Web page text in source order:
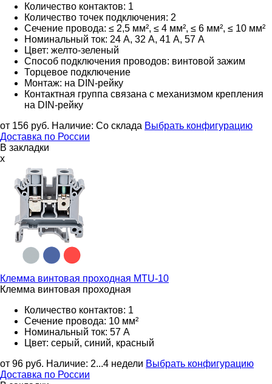
Количество контактов: 1
Количество точек подключения: 2
Сечение провода: ≤ 2,5 мм², ≤ 4 мм², ≤ 6 мм², ≤ 10 мм²
Номинальный ток: 24 А, 32 А, 41 А, 57 А
Цвет: желто-зеленый
Способ подключения проводов: винтовой зажим
Торцевое подключение
Монтаж: на DIN-рейку
Контактная группа связана с механизмом крепления
на DIN-рейку
от 156 руб. Наличие: Со склада Выбрать конфигурацию
Доставка по России
В закладки
x
Клемма винтовая проходная MTU-10
Клемма винтовая проходная
Количество контактов: 1
Сечение провода: 10 мм²
Номинальный ток: 57 А
Цвет: серый, синий, красный
от 96 руб. Наличие: 2...4 недели Выбрать конфигурацию
Доставка по России